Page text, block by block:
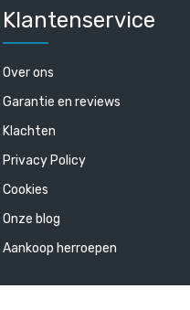
€ 6,96 incl. BTW / per meter
€ 5,75 excl. BTW
Klantenservice
Over ons
Garantie en reviews
Klachten
Privacy Policy
Cookies
Onze blog
Aankoop herroepen